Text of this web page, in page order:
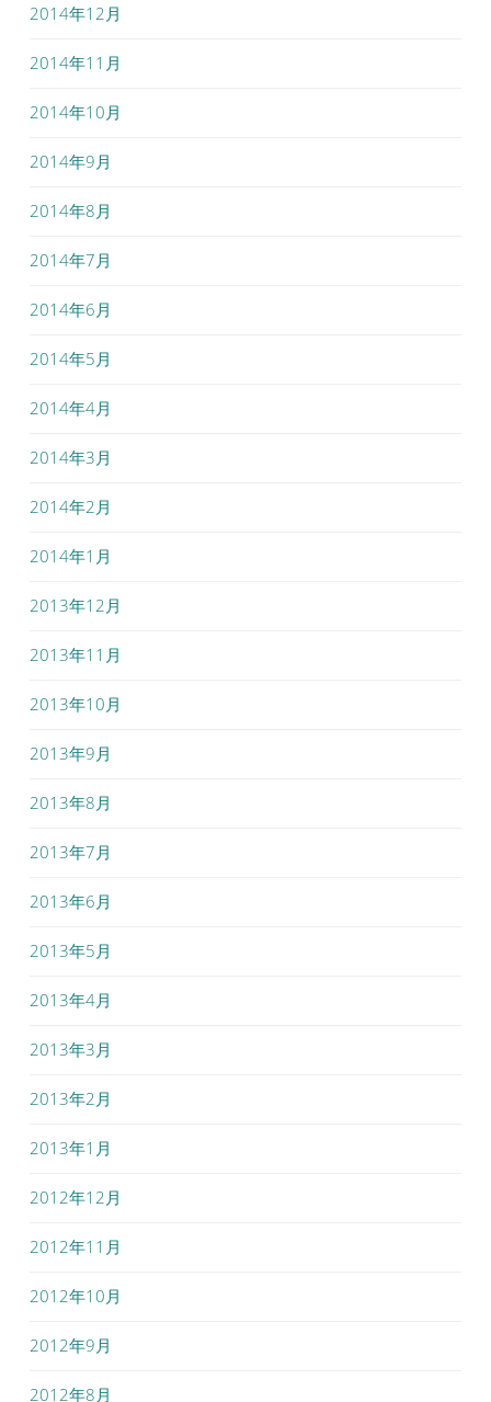
2014年12月
2014年11月
2014年10月
2014年9月
2014年8月
2014年7月
2014年6月
2014年5月
2014年4月
2014年3月
2014年2月
2014年1月
2013年12月
2013年11月
2013年10月
2013年9月
2013年8月
2013年7月
2013年6月
2013年5月
2013年4月
2013年3月
2013年2月
2013年1月
2012年12月
2012年11月
2012年10月
2012年9月
2012年8月